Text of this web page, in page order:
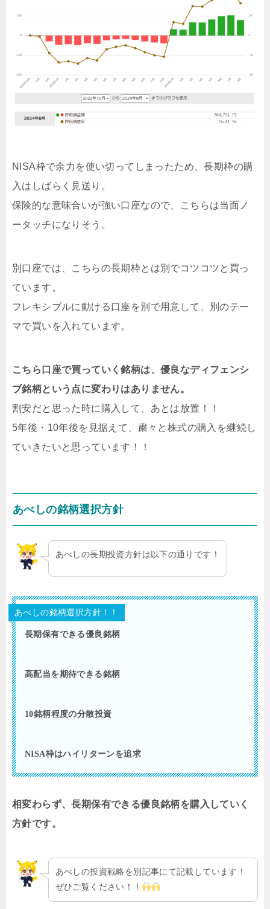
NISA枠で余力を使い切ってしまったため、長期枠の購
入はしばらく見送り。
保険的な意味合いが強い口座なので、こちらは当面ノ
ータッチになりそう。
別口座では、こちらの長期枠とは別でコツコツと買っ
ています。
フレキシブルに動ける口座を別で用意して、別のテー
マで買いを入れています。
こちら口座で買っていく銘柄は、優良なディフェンシ
ブ銘柄という点に変わりはありません。
割安だと思った時に購入して、あとは放置！！
5年後・10年後を見据えて、粛々と株式の購入を継続し
ていきたいと思っています！！
あべしの銘柄選択方針
あべしの長期投資方針は以下の通りです！
あべしの銘柄選択方針！！
長期保有できる優良銘柄
高配当を期待できる銘柄
10銘柄程度の分散投資
NISA枠はハイリターンを追求
相変わらず、長期保有できる優良銘柄を購入していく
方針です。
あべしの投資戦略を別記事にて記載しています！
ぜひご覧ください！！